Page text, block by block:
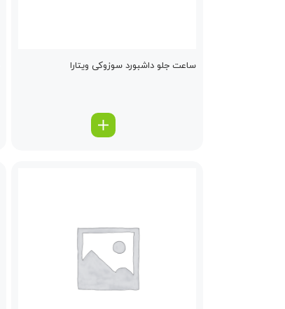
ساعت جلو داشبورد سوزوکی ویتارا